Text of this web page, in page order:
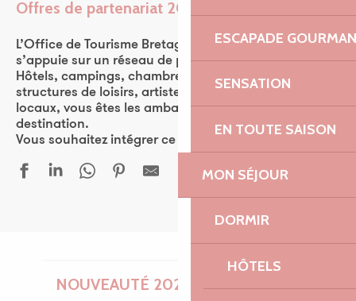
ESCAPADE
SENSATION
EN TOUTE SAISON
MON SÉJOUR
DORMIR
HÔTELS
Offres de partenariat 2026
Ajouter aux
L’Office de Tourisme Bretagne Côte de Granit Rose
s’appuie sur un réseau de plus de 570 partenaires.
Hôtels, campings, chambres d’hôtes, restaurants,
structures de loisirs, artistes, ou encore producteurs
locaux, vous êtes les ambassadeurs de la
destination.
Vous souhaitez intégrer ce réseau ? Rejoignez-nous !
NOUVEAUTÉ 2026